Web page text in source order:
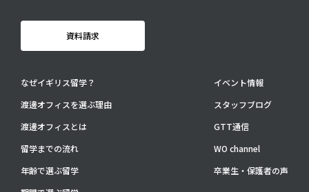
資料請求
なぜイギリス留学？
渡邊オフィスを選ぶ理由
渡邊オフィスとは
留学までの流れ
年齢で選ぶ留学
イベント情報
スタッフブログ
GTT通信
WO channel
卒業生・保護者の声